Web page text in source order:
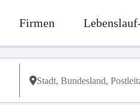
Firmen